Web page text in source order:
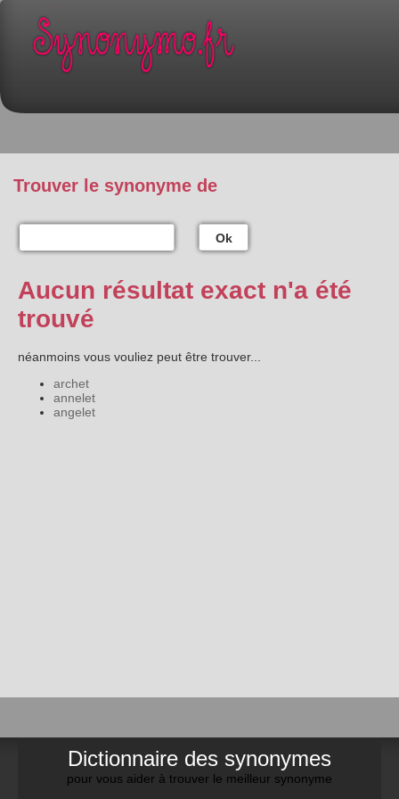
Trouver le synonyme de
Ok
Aucun résultat exact n'a été
trouvé
néanmoins vous vouliez peut être trouver...
archet
annelet
angelet
Dictionnaire des synonymes
pour vous aider à trouver le meilleur synonyme